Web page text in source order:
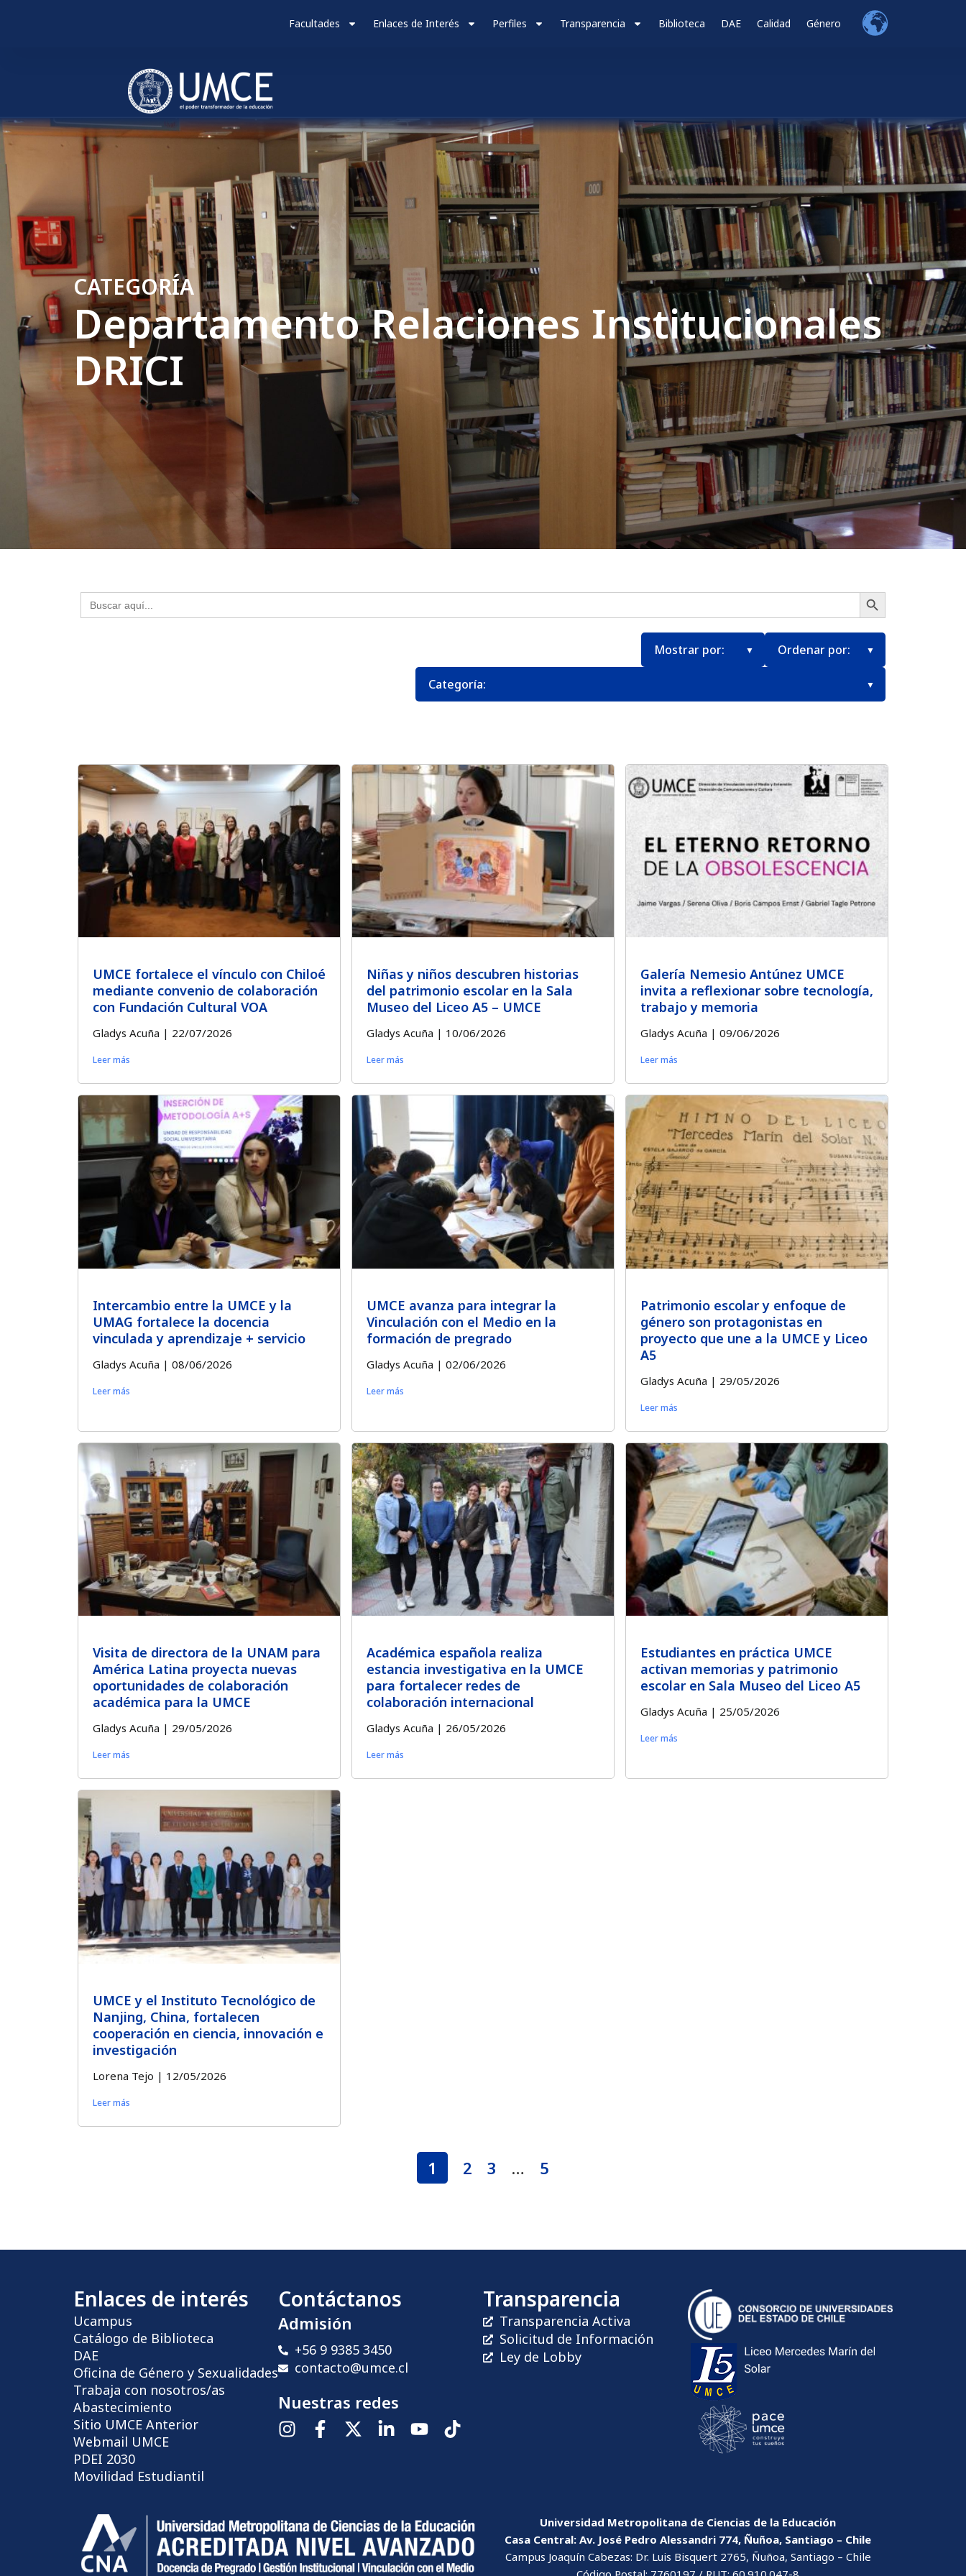
Facultades Enlaces de Interés Perfiles Transparencia Biblioteca DAE Calidad Género
CATEGORÍA
Departamento Relaciones Institucionales
DRICI
Buscar: Botón de búsqueda
UMCE fortalece el vínculo con Chiloé
mediante convenio de colaboración
con Fundación Cultural VOA
Gladys Acuña 22/07/2026
Leer más
Niñas y niños descubren historias
del patrimonio escolar en la Sala
Museo del Liceo A5 – UMCE
Gladys Acuña 10/06/2026
Leer más
Galería Nemesio Antúnez UMCE
invita a reflexionar sobre tecnología,
trabajo y memoria
Gladys Acuña 09/06/2026
Leer más
Intercambio entre la UMCE y la
UMAG fortalece la docencia
vinculada y aprendizaje + servicio
Gladys Acuña 08/06/2026
Leer más
UMCE avanza para integrar la
Vinculación con el Medio en la
formación de pregrado
Gladys Acuña 02/06/2026
Leer más
Patrimonio escolar y enfoque de
género son protagonistas en
proyecto que une a la UMCE y Liceo
A5
Gladys Acuña 29/05/2026
Leer más
Visita de directora de la UNAM para
América Latina proyecta nuevas
oportunidades de colaboración
académica para la UMCE
Gladys Acuña 29/05/2026
Leer más
Académica española realiza
estancia investigativa en la UMCE
para fortalecer redes de
colaboración internacional
Gladys Acuña 26/05/2026
Leer más
Estudiantes en práctica UMCE
activan memorias y patrimonio
escolar en Sala Museo del Liceo A5
Gladys Acuña 25/05/2026
Leer más
UMCE y el Instituto Tecnológico de
Nanjing, China, fortalecen
cooperación en ciencia, innovación e
investigación
Lorena Tejo 12/05/2026
Leer más
1 2 3 … 5
Enlaces de interés
Ucampus
Catálogo de Biblioteca
DAE
Oficina de Género y Sexualidades
Trabaja con nosotros/as
Abastecimiento
Sitio UMCE Anterior
Webmail UMCE
PDEI 2030
Movilidad Estudiantil
Contáctanos
Admisión
+56 9 9385 3450
contacto@umce.cl
Nuestras redes
Transparencia
Transparencia Activa
Solicitud de Información
Ley de Lobby
Universidad Metropolitana de Ciencias de la Educación
Casa Central: Av. José Pedro Alessandri 774, Ñuñoa, Santiago – Chile
Campus Joaquín Cabezas: Dr. Luis Bisquert 2765, Ñuñoa, Santiago – Chile